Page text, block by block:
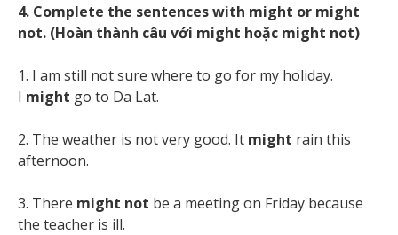
4. Complete the sentences with might or might
not. (Hoàn thành câu với might hoặc might not)
1. I am still not sure where to go for my holiday.
I might go to Da Lat.
2. The weather is not very good. It might rain this
afternoon.
3. There might not be a meeting on Friday because
the teacher is ill.